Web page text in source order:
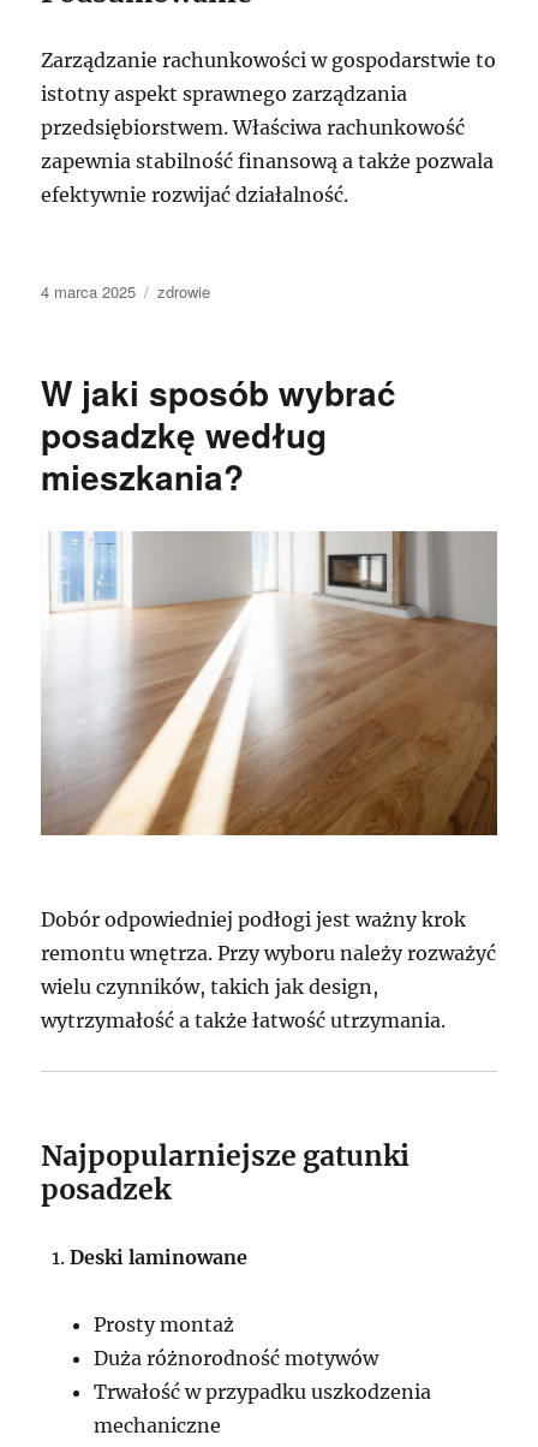
Zarządzanie rachunkowości w gospodarstwie to
istotny aspekt sprawnego zarządzania
przedsiębiorstwem. Właściwa rachunkowość
zapewnia stabilność finansową a także pozwala
efektywnie rozwijać działalność.
Data
4 marca 2025 Kategorie
zdrowie
W jaki sposób wybrać
posadzkę według
mieszkania?
Dobór odpowiedniej podłogi jest ważny krok
remontu wnętrza. Przy wyboru należy rozważyć
wielu czynników, takich jak design,
wytrzymałość a także łatwość utrzymania.
Najpopularniejsze gatunki
posadzek
Deski laminowane
Prosty montaż
Duża różnorodność motywów
Trwałość w przypadku uszkodzenia
mechaniczne